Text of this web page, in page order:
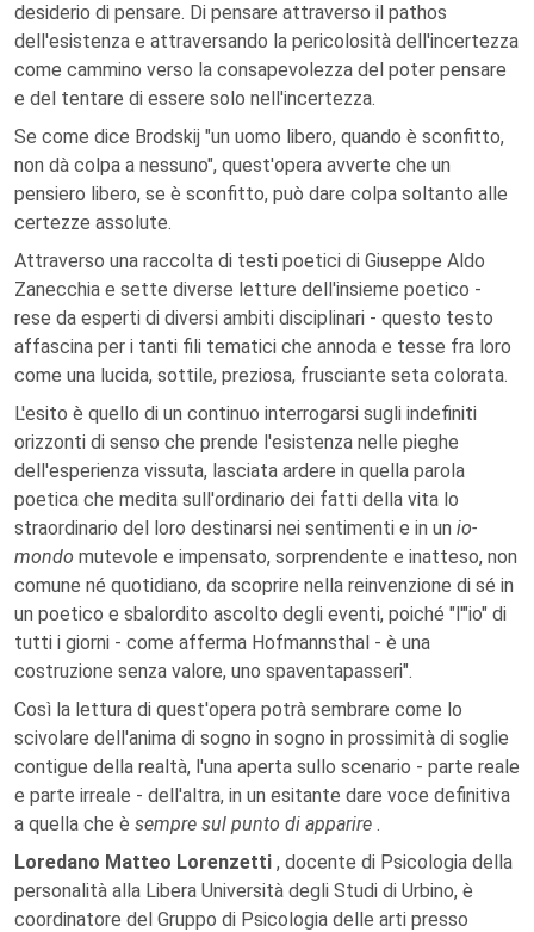
desiderio di pensare. Di pensare attraverso il pathos
dell'esistenza e attraversando la pericolosità dell'incertezza
come cammino verso la consapevolezza del poter pensare
e del tentare di essere solo nell'incertezza.
Se come dice Brodskij "un uomo libero, quando è sconfitto,
non dà colpa a nessuno", quest'opera avverte che un
pensiero libero, se è sconfitto, può dare colpa soltanto alle
certezze assolute.
Attraverso una raccolta di testi poetici di Giuseppe Aldo
Zanecchia e sette diverse letture dell'insieme poetico -
rese da esperti di diversi ambiti disciplinari - questo testo
affascina per i tanti fili tematici che annoda e tesse fra loro
come una lucida, sottile, preziosa, frusciante seta colorata.
L'esito è quello di un continuo interrogarsi sugli indefiniti
orizzonti di senso che prende l'esistenza nelle pieghe
dell'esperienza vissuta, lasciata ardere in quella parola
poetica che medita sull'ordinario dei fatti della vita lo
straordinario del loro destinarsi nei sentimenti e in un io-
mondo mutevole e impensato, sorprendente e inatteso, non
comune né quotidiano, da scoprire nella reinvenzione di sé in
un poetico e sbalordito ascolto degli eventi, poiché "l'"io" di
tutti i giorni - come afferma Hofmannsthal - è una
costruzione senza valore, uno spaventapasseri".
Così la lettura di quest'opera potrà sembrare come lo
scivolare dell'anima di sogno in sogno in prossimità di soglie
contigue della realtà, l'una aperta sullo scenario - parte reale
e parte irreale - dell'altra, in un esitante dare voce definitiva
a quella che è sempre sul punto di apparire .
Loredano Matteo Lorenzetti , docente di Psicologia della
personalità alla Libera Università degli Studi di Urbino, è
coordinatore del Gruppo di Psicologia delle arti presso